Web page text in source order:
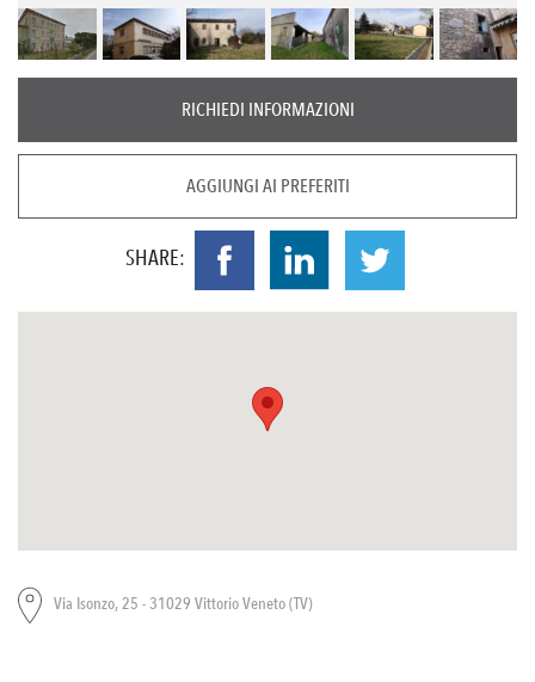
RICHIEDI INFORMAZIONI
AGGIUNGI AI PREFERITI
SHARE:
Via Isonzo, 25 - 31029 Vittorio Veneto (TV)